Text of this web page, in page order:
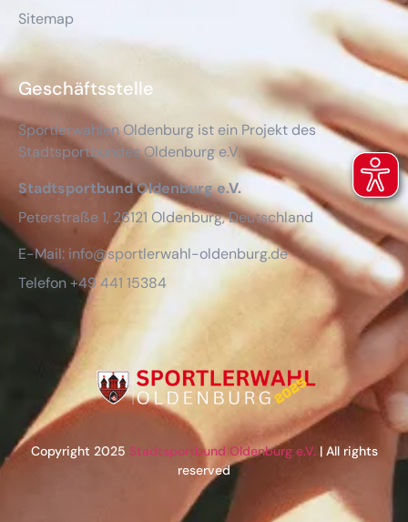
Sitemap
Geschäftsstelle
Sportlerwahlen Oldenburg ist ein Projekt des
Stadtsportbundes Oldenburg e.V.
Stadtsportbund Oldenburg e.V.
Peterstraße 1, 26121 Oldenburg, Deutschland
E-Mail: info@sportlerwahl-oldenburg.de
Telefon +49 441 15384
Copyright 2025 Stadtsportbund Oldenburg e.V.| All rights
reserved